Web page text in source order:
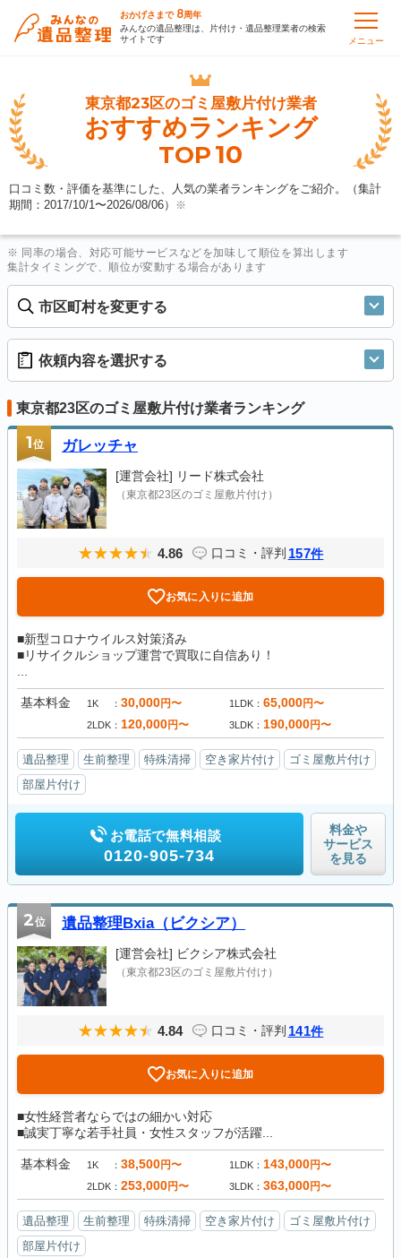
おかげさまで 8周年
みんなの遺品整理は、片付け・遺品整理業者の検索
サイトです
メニュー
東京都23区のゴミ屋敷片付け業者
おすすめランキング
TOP10
口コミ数・評価を基準にした、人気の業者ランキングをご紹介。（集計
期間：2017/10/1〜2026/08/06） ※
※ 同率の場合、対応可能サービスなどを加味して順位を算出します
集計タイミングで、順位が変動する場合があります
市区町村を変更する
依頼内容を選択する
東京都23区のゴミ屋敷片付け業者ランキング
1位 ガレッチャ
[運営会社] リード株式会社
（東京都23区のゴミ屋敷片付け）
4.86 口コミ・評判 157件
お気に入りに追加
■新型コロナウイルス対策済み
■リサイクルショップ運営で買取に自信あり！
基本料金 1K 30,000円〜 1LDK 65,000円〜
2LDK 120,000円〜 3LDK 190,000円〜
遺品整理 生前整理 特殊清掃 空き家片付け
ゴミ屋敷片付け
部屋片付け
お電話で無料相談
0120-905-734
料金や
サービス
を見る
2位 遺品整理Bxia（ビクシア）
[運営会社] ビクシア株式会社
（東京都23区のゴミ屋敷片付け）
4.84 口コミ・評判 141件
お気に入りに追加
■女性経営者ならではの細かい対応
■誠実丁寧な若手社員・女性スタッフが活躍...
基本料金 1K 38,500円〜 1LDK 143,000円〜
2LDK 253,000円〜 3LDK 363,000円〜
遺品整理 生前整理 特殊清掃 空き家片付け
ゴミ屋敷片付け
部屋片付け